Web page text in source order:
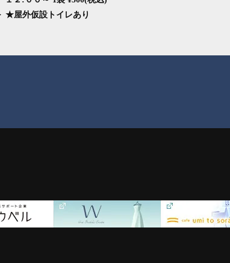
★屋外仮設トイレあり